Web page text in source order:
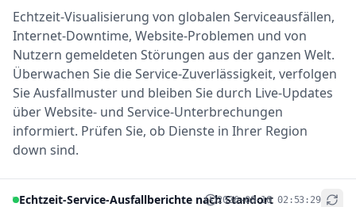
Echtzeit-Visualisierung von globalen Serviceausfällen,
Internet-Downtime, Website-Problemen und von
Nutzern gemeldeten Störungen aus der ganzen Welt.
Überwachen Sie die Service-Zuverlässigkeit, verfolgen
Sie Ausfallmuster und bleiben Sie durch Live-Updates
über Website- und Service-Unterbrechungen
informiert. Prüfen Sie, ob Dienste in Ihrer Region
down sind.
Echtzeit-Service-Ausfallberichte nach Standort
2026-08-10 02:53:29